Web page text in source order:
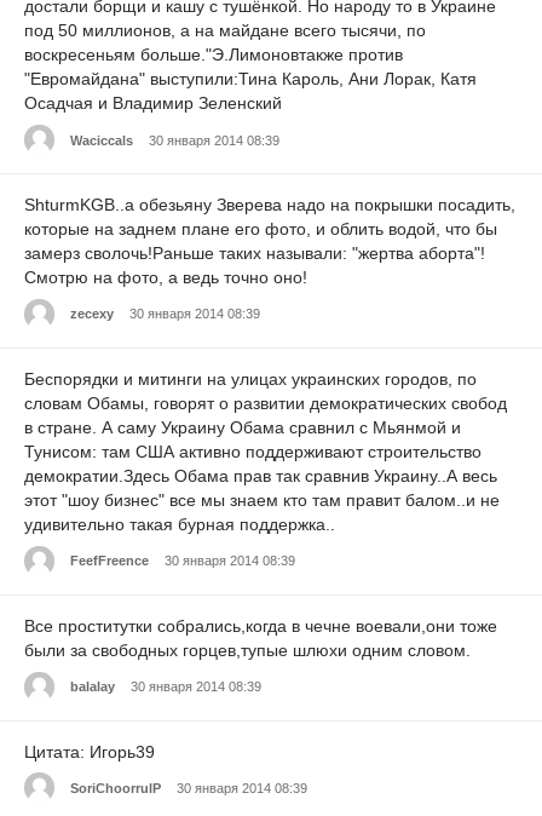
достали борщи и кашу с тушёнкой. Но народу то в Украине
под 50 миллионов, а на майдане всего тысячи, по
воскресеньям больше."Э.Лимоновтакже против
"Евромайдана" выступили:Тина Кароль, Ани Лорак, Катя
Осадчая и Владимир Зеленский
Waciccals 30 января 2014 08:39
ShturmKGB..а обезьяну Зверева надо на покрышки посадить,
которые на заднем плане его фото, и облить водой, что бы
замерз сволочь!Раньше таких называли: "жертва аборта"!
Смотрю на фото, а ведь точно оно!
zecexy 30 января 2014 08:39
Беспорядки и митинги на улицах украинских городов, по
словам Обамы, говорят о развитии демократических свобод
в стране. А саму Украину Обама сравнил с Мьянмой и
Тунисом: там США активно поддерживают строительство
демократии.Здесь Обама прав так сравнив Украину..А весь
этот "шоу бизнес" все мы знаем кто там правит балом..и не
удивительно такая бурная поддержка..
FeefFreence 30 января 2014 08:39
Все проститутки собрались,когда в чечне воевали,они тоже
были за свободных горцев,тупые шлюхи одним словом.
balalay 30 января 2014 08:39
Цитата: Игорь39
SoriChoorrulP 30 января 2014 08:39